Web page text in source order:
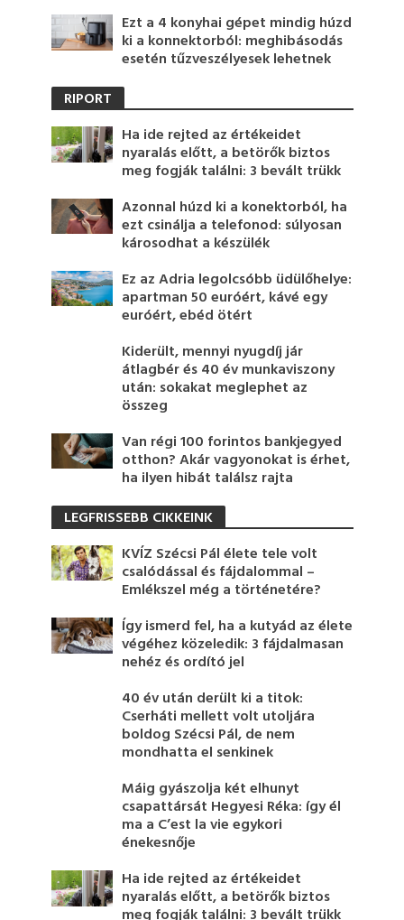
Ezt a 4 konyhai gépet mindig húzd
ki a konnektorból: meghibásodás
esetén tűzveszélyesek lehetnek
RIPORT
Ha ide rejted az értékeidet
nyaralás előtt, a betörők biztos
meg fogják találni: 3 bevált trükk
Azonnal húzd ki a konektorból, ha
ezt csinálja a telefonod: súlyosan
károsodhat a készülék
Ez az Adria legolcsóbb üdülőhelye:
apartman 50 euróért, kávé egy
euróért, ebéd ötért
Kiderült, mennyi nyugdíj jár
átlagbér és 40 év munkaviszony
után: sokakat meglephet az
összeg
Van régi 100 forintos bankjegyed
otthon? Akár vagyonokat is érhet,
ha ilyen hibát találsz rajta
LEGFRISSEBB CIKKEINK
KVÍZ Szécsi Pál élete tele volt
csalódással és fájdalommal –
Emlékszel még a történetére?
Így ismerd fel, ha a kutyád az élete
végéhez közeledik: 3 fájdalmasan
nehéz és ordító jel
40 év után derült ki a titok:
Cserháti mellett volt utoljára
boldog Szécsi Pál, de nem
mondhatta el senkinek
Máig gyászolja két elhunyt
csapattársát Hegyesi Réka: így él
ma a C’est la vie egykori
énekesnője
Ha ide rejted az értékeidet
nyaralás előtt, a betörők biztos
meg fogják találni: 3 bevált trükk